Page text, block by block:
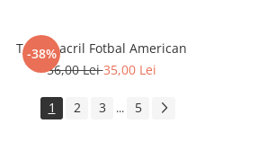
-38%
Trofeu acril Fotbal American
56,00 Lei35,00 Lei
1 2 3 ... 5